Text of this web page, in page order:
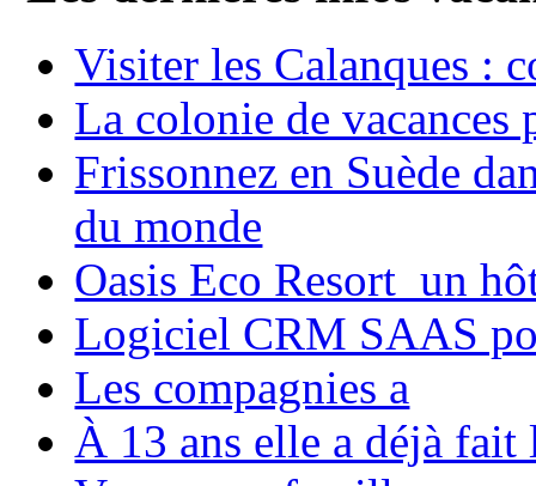
Visiter les Calanques :
La colonie de vacances
Frissonnez en Suède
du monde
Oasis Eco Resort un
Logiciel CRM SAAS
Les compagnies a
À 13 ans elle a déjà